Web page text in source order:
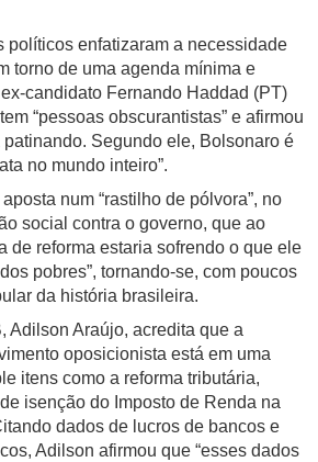
políticos enfatizaram a necessidade
torno de uma agenda mínima e
ex-candidato Fernando Haddad (PT)
“pessoas obscurantistas” e afirmou
Segundo ele, Bolsonaro é
no mundo inteiro”.
num “rastilho de pólvora”, no
social contra o governo, que ao
de reforma estaria sofrendo o que ele
pobres”, tornando-se, com poucos
da história brasileira.
Adilson Araújo, acredita que a
oposicionista está em uma
itens como a reforma tributária,
isenção do Imposto de Renda na
dados de lucros de bancos e
Adilson afirmou que “esses dados